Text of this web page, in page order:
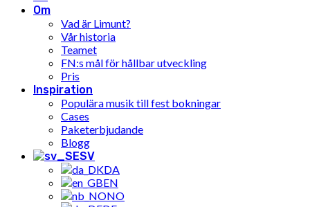
Om
Vad är Limunt?
Vår historia
Teamet
FN:s mål för hållbar utveckling
Pris
Inspiration
Populära musik till fest bokningar
Cases
Paketerbjudande
Blogg
SV
DA
EN
NO